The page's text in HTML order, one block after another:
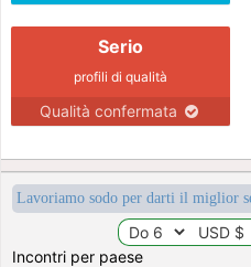
Serio
profili di qualità
Qualità confermata
Lavoriamo sodo per darti il miglior
Incontri per paese